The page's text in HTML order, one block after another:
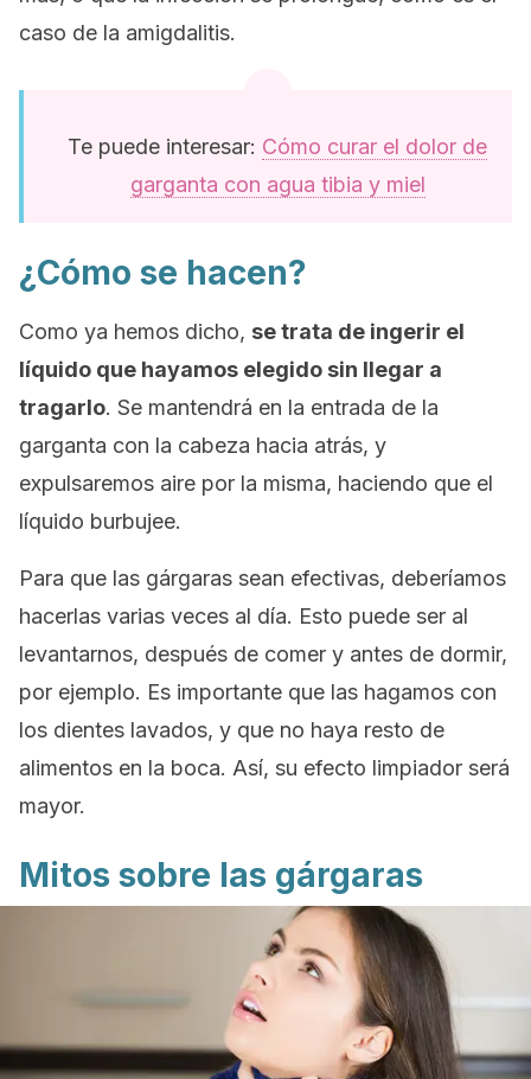
caso de la amigdalitis.
Te puede interesar: Cómo curar el dolor de
garganta con agua tibia y miel
¿Cómo se hacen?
Como ya hemos dicho, se trata de ingerir el
líquido que hayamos elegido sin llegar a
tragarlo. Se mantendrá en la entrada de la
garganta con la cabeza hacia atrás, y
expulsaremos aire por la misma, haciendo que el
líquido burbujee.
Para que las gárgaras sean efectivas, deberíamos
hacerlas varias veces al día. Esto puede ser al
levantarnos, después de comer y antes de dormir,
por ejemplo. Es importante que las hagamos con
los dientes lavados, y que no haya resto de
alimentos en la boca. Así, su efecto limpiador será
mayor.
Mitos sobre las gárgaras